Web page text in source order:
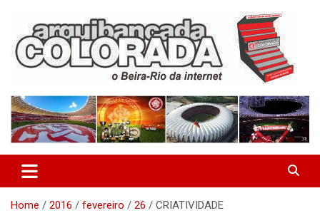
content
Arquibancada Colorada
Home 2016 fevereiro 26 CRIATIVIDADE